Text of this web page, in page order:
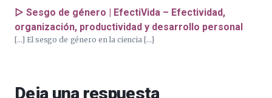
▷ Sesgo de género | EfectiVida – Efectividad,
organización, productividad y desarrollo personal
[…] El sesgo de género en la ciencia […]
Deja una respuesta